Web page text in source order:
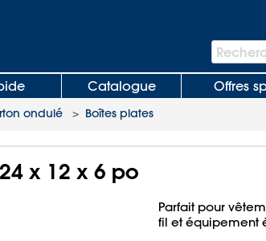
Barre
de
recherche
Catalogue Offres
ondulé > Boîtes plates
x 12 x 6 po
Parfait pour
fil et équipement